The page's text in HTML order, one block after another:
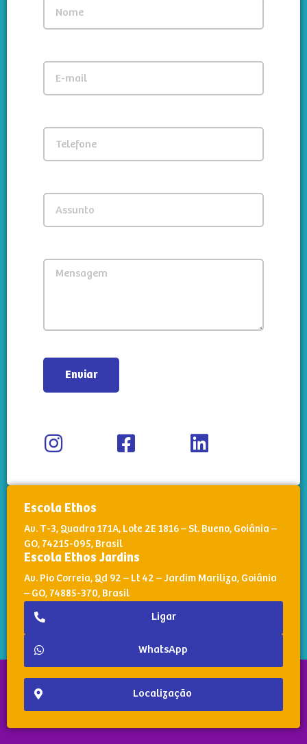
Escola Ethos
Av. T-3, Quadra 171A, Lote 2E 1816 – St. Bueno, Goiânia –
GO, 74215-095, Brasil
Escola Ethos Jardins
Av. Pio Correia, Qd 92 – Lt 42 – Jardim Mariliza, Goiânia
– GO, 74885-370, Brasil
Ligar
WhatsApp
Localização